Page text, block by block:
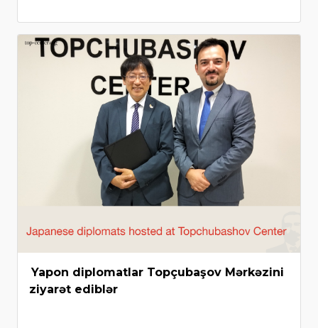
Yapon diplomatlar Topçubaşov Mərkəzini
ziyarət ediblər